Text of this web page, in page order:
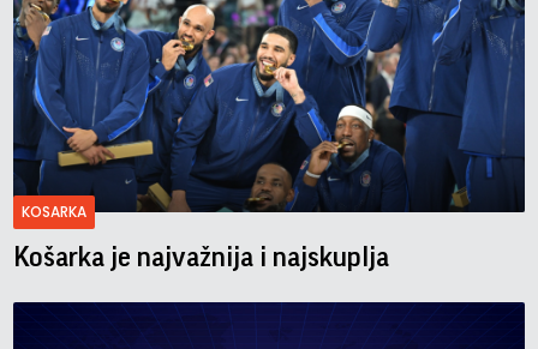
KOSARKA
Košarka je najvažnija i najskuplja